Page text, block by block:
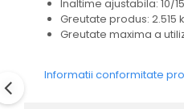
Inaltime ajustabila: 10/
Greutate produs: 2.515
Greutate maxima a
Informatii conformitate